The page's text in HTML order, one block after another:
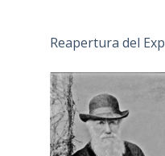
Reapertura del